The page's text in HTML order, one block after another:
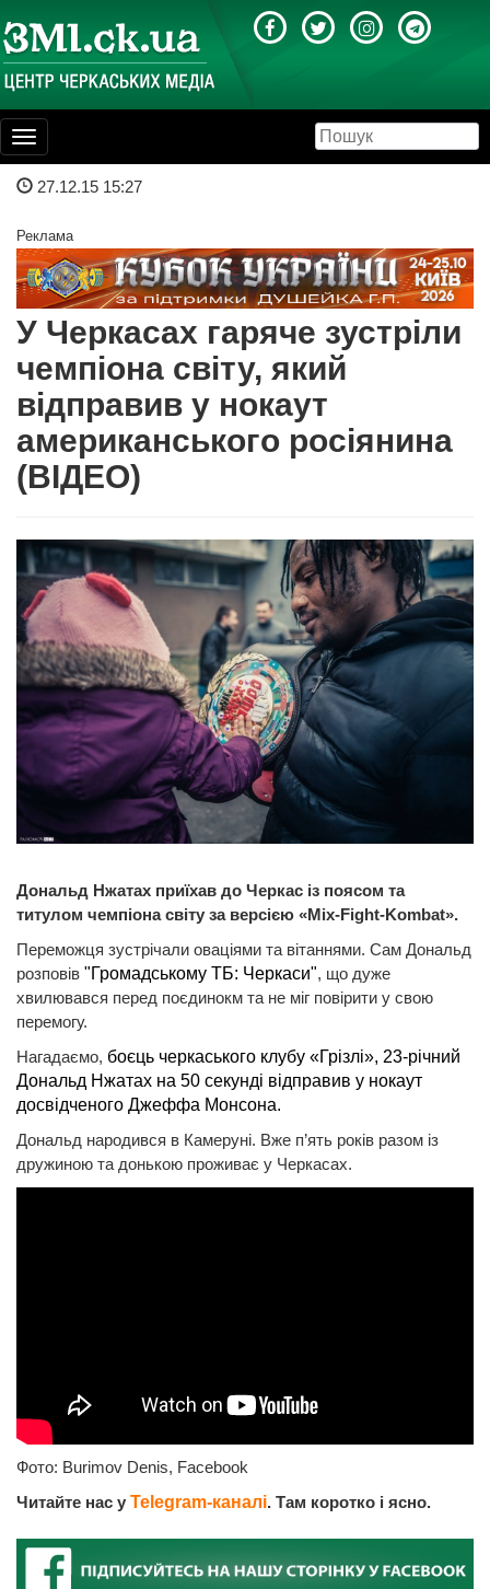
Toggle
navigation
27.12.15 15:27
Реклама
У Черкасах гаряче зустріли
чемпіона світу, який
відправив у нокаут
американського росіянина
(ВІДЕО)
Дональд Нжатах приїхав до Черкас із поясом та
титулом чемпіона світу за версією «Mix-Fight-Kombat».
Переможця зустрічали оваціями та вітаннями. Сам Дональд
розповів "Громадському ТБ: Черкаси", що дуже
хвилювався перед поєдинокм та не міг повірити у свою
перемогу.
Нагадаємо, боєць черкаського клубу «Грізлі», 23-річний
Дональд Нжатах на 50 секунді відправив у нокаут
досвідченого Джеффа Монсона.
Дональд народився в Камеруні. Вже п’ять років разом із
дружиною та донькою проживає у Черкасах.
Фото: Burimov Denis, Facebook
Читайте нас у Telegram-каналі. Там коротко і ясно.